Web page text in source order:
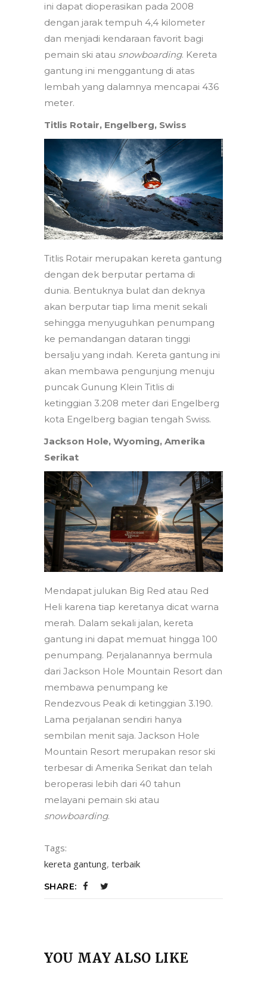
ini dapat dioperasikan pada 2008
dengan jarak tempuh 4,4 kilometer
dan menjadi kendaraan favorit bagi
pemain ski atau snowboarding. Kereta
gantung ini menggantung di atas
lembah yang dalamnya mencapai 436
meter.
Titlis Rotair, Engelberg, Swiss
Titlis Rotair merupakan kereta gantung
dengan dek berputar pertama di
dunia. Bentuknya bulat dan deknya
akan berputar tiap lima menit sekali
sehingga menyuguhkan penumpang
ke pemandangan dataran tinggi
bersalju yang indah. Kereta gantung ini
akan membawa pengunjung menuju
puncak Gunung Klein Titlis di
ketinggian 3.208 meter dari Engelberg
kota Engelberg bagian tengah Swiss.
Jackson Hole, Wyoming, Amerika
Serikat
Mendapat julukan Big Red atau Red
Heli karena tiap keretanya dicat warna
merah. Dalam sekali jalan, kereta
gantung ini dapat memuat hingga 100
penumpang. Perjalanannya bermula
dari Jackson Hole Mountain Resort dan
membawa penumpang ke
Rendezvous Peak di ketinggian 3.190.
Lama perjalanan sendiri hanya
sembilan menit saja. Jackson Hole
Mountain Resort merupakan resor ski
terbesar di Amerika Serikat dan telah
beroperasi lebih dari 40 tahun
melayani pemain ski atau
snowboarding.
Tags:
kereta gantung, terbaik
SHARE:
YOU MAY ALSO LIKE